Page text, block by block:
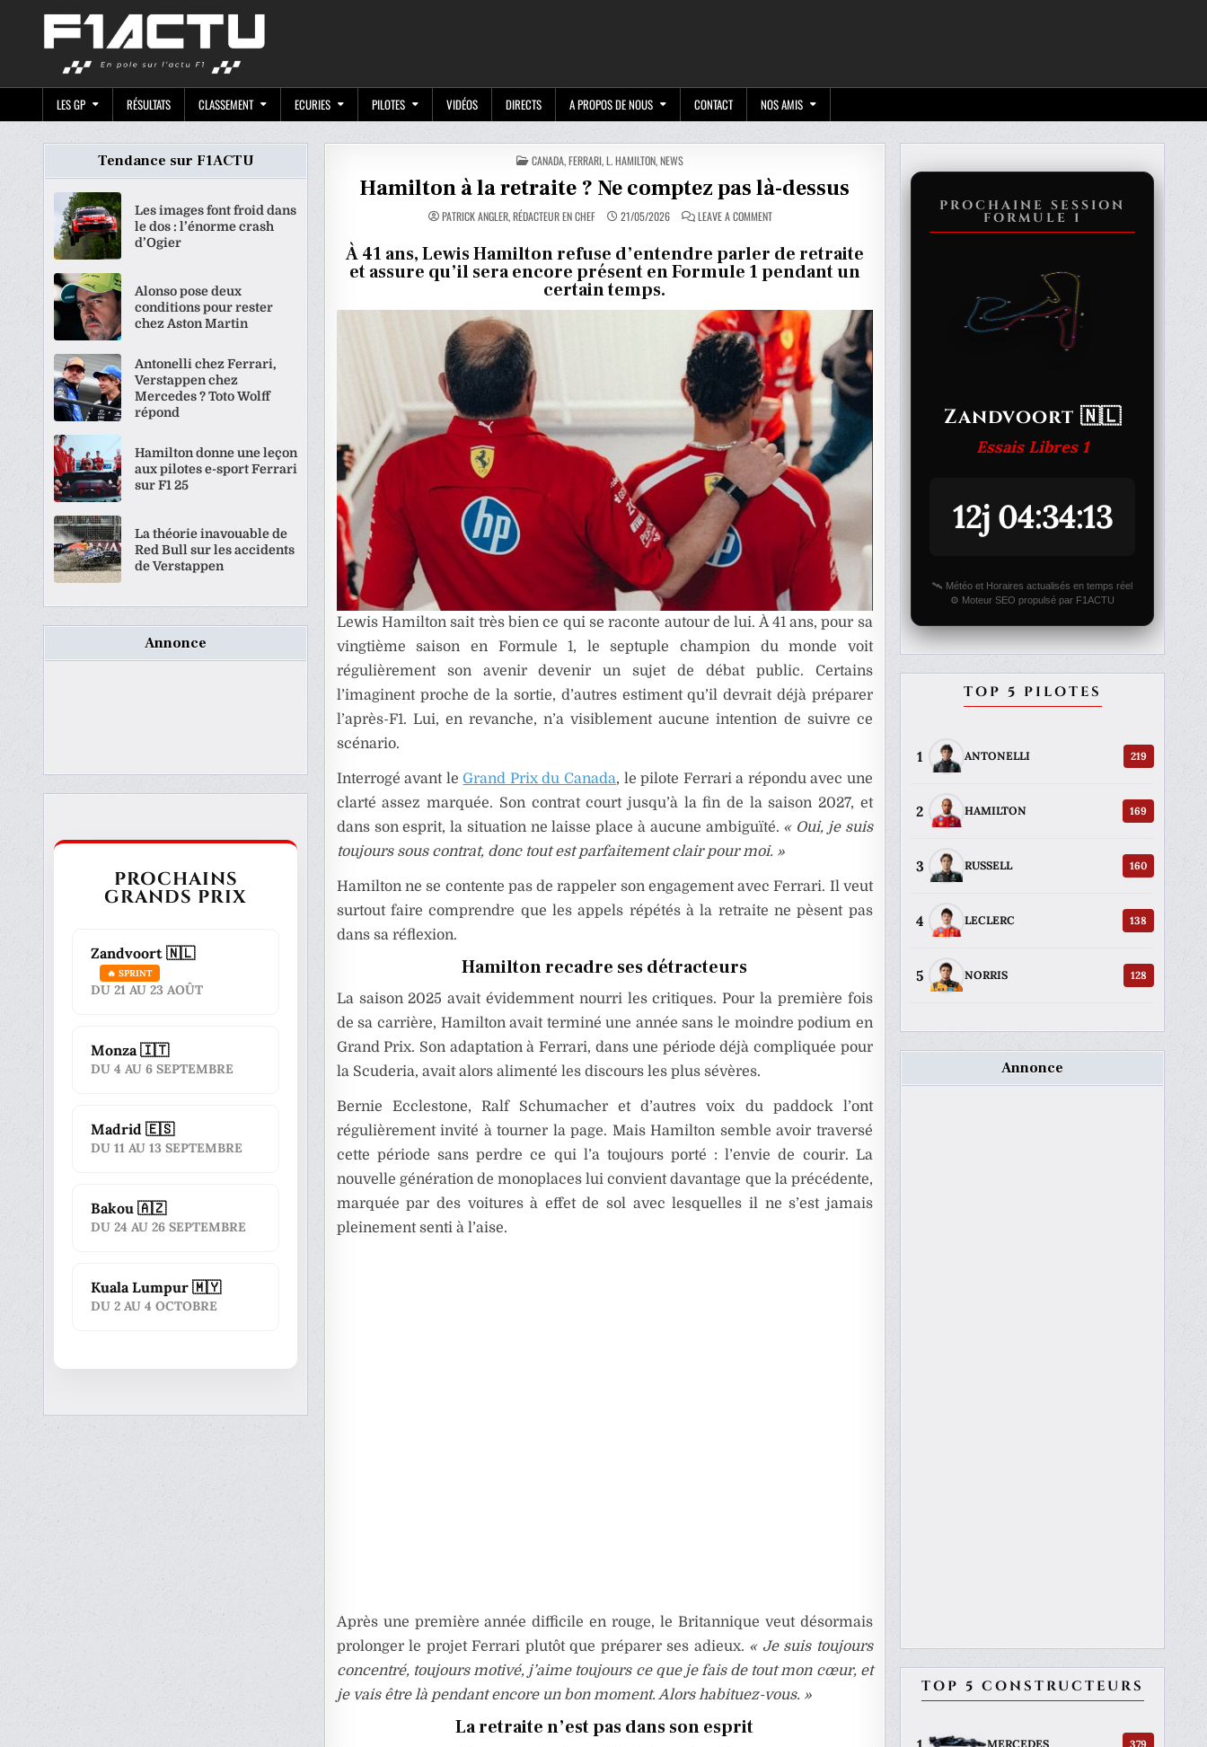
LES GP RÉSULTATS CLASSEMENT ECURIES PILOTES VIDÉOS DIRECTS A PROPOS DE NOUS CONTACT NOS AMIS
POSTED
IN
CANADA,FERRARI,L. HAMILTON,NEWS
Hamilton à la retraite ? Ne comptez pas là-dessus
PATRICK ANGLER, RÉDACTEUR EN CHEF 21/05/2026 LEAVE A COMMENTON
HAMILTON
LA
RETRAITE
?
NE
LÀ-
DESSUS
À 41 ans, Lewis Hamilton refuse d’entendre parler de retraite
et assure qu’il sera encore présent en Formule 1 pendant un
certain temps.
Lewis Hamilton sait très bien ce qui se raconte autour de lui. À 41 ans, pour sa
vingtième saison en Formule 1, le septuple champion du monde voit
régulièrement son avenir devenir un sujet de débat public. Certains
l’imaginent proche de la sortie, d’autres estiment qu’il devrait déjà préparer
l’après-F1. Lui, en revanche, n’a visiblement aucune intention de suivre ce
scénario.
Interrogé avant leGrand Prix du Canada, le pilote Ferrari a répondu avec une
clarté assez marquée. Son contrat court jusqu’à la fin de la saison 2027, et
dans son esprit, la situation ne laisse place à aucune ambiguïté. « Oui, je suis
toujours sous contrat, donc tout est parfaitement clair pour moi. »
Hamilton ne se contente pas de rappeler son engagement avec Ferrari. Il veut
surtout faire comprendre que les appels répétés à la retraite ne pèsent pas
dans sa réflexion.
Hamilton recadre ses détracteurs
La saison 2025 avait évidemment nourri les critiques. Pour la première fois
de sa carrière, Hamilton avait terminé une année sans le moindre podium en
Grand Prix. Son adaptation à Ferrari, dans une période déjà compliquée pour
la Scuderia, avait alors alimenté les discours les plus sévères.
Bernie Ecclestone, Ralf Schumacher et d’autres voix du paddock l’ont
régulièrement invité à tourner la page. Mais Hamilton semble avoir traversé
cette période sans perdre ce qui l’a toujours porté : l’envie de courir. La
nouvelle génération de monoplaces lui convient davantage que la précédente,
marquée par des voitures à effet de sol avec lesquelles il ne s’est jamais
pleinement senti à l’aise.
Après une première année difficile en rouge, le Britannique veut désormais
prolonger le projet Ferrari plutôt que préparer ses adieux. « Je suis toujours
concentré, toujours motivé, j’aime toujours ce que je fais de tout mon cœur, et
je vais être là pendant encore un bon moment. Alors habituez-vous. »
La retraite n’est pas dans son esprit
Tendance sur F1ACTU
Les images font froid dans
le dos : l’énorme crash
d’Ogier
Alonso pose deux
conditions pour rester
chez Aston Martin
Antonelli chez Ferrari,
Verstappen chez
Mercedes ? Toto Wolff
répond
Hamilton donne une leçon
aux pilotes e-sport Ferrari
sur F1 25
La théorie inavouable de
Red Bull sur les accidents
de Verstappen
Annonce
PROCHAINS
GRANDS PRIX
Zandvoort 🇳🇱
🔥 SPRINT
DU 21 AU 23 AOÛT
Monza 🇮🇹
DU 4 AU 6 SEPTEMBRE
Madrid 🇪🇸
DU 11 AU 13 SEPTEMBRE
Bakou 🇦🇿
DU 24 AU 26 SEPTEMBRE
Kuala Lumpur 🇲🇾
DU 2 AU 4 OCTOBRE
PROCHAINE SESSION
FORMULE 1
Zandvoort 🇳🇱
Essais Libres 1
12j 04:34:13
🛰️ Météo et Horaires actualisés en temps réel
⚙️ Moteur SEO propulsé par F1ACTU
TOP 5 PILOTES
1 ANTONELLI 219
2 HAMILTON 169
3 RUSSELL 160
4 LECLERC 138
5 NORRIS 128
Annonce
TOP 5 CONSTRUCTEURS
MERCEDES 379